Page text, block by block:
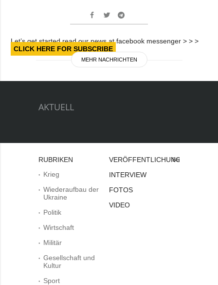
Let’s get started read our news at facebook messenger > > >
CLICK HERE FOR SUBSCRIBE
MEHR NACHRICHTEN
AKTUELL
RUBRIKEN
Krieg
Wiederaufbau der
Ukraine
Politik
Wirtschaft
Militär
Gesellschaft und
Kultur
Sport
VERÖFFENTLICHUNGEN
INTERVIEW
FOTOS
VIDEO
Bei